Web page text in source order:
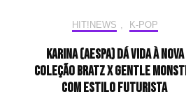
HIT!NEWS K-POP
KARINA (aespa) dá vida à nova
coleção Bratz x Gentle
com estilo futurista